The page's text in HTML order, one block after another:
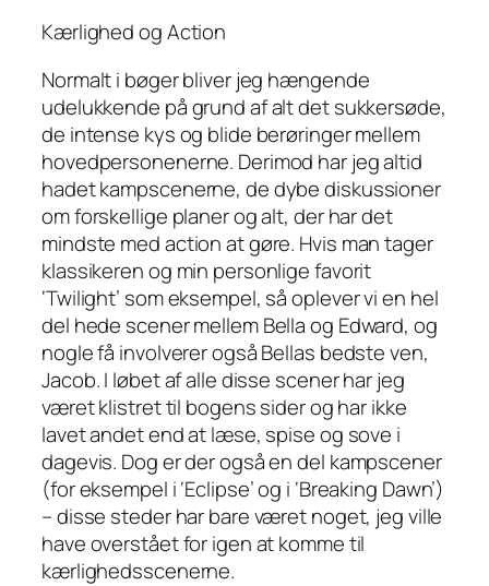
Kærlighed og Action
Normalt i bøger bliver jeg hængende
udelukkende på grund af alt det sukkersøde,
de intense kys og blide berøringer mellem
hovedpersonenerne. Derimod har jeg altid
hadet kampscenerne, de dybe diskussioner
om forskellige planer og alt, der har det
mindste med action at gøre. Hvis man tager
klassikeren og min personlige favorit
‘Twilight’ som eksempel, så oplever vi en hel
del hede scener mellem Bella og Edward, og
nogle få involverer også Bellas bedste ven,
Jacob. I løbet af alle disse scener har jeg
været klistret til bogens sider og har ikke
lavet andet end at læse, spise og sove i
dagevis. Dog er der også en del kampscener
(for eksempel i ‘Eclipse’ og i ‘Breaking Dawn’)
– disse steder har bare været noget, jeg ville
have overstået for igen at komme til
kærlighedsscenerne.